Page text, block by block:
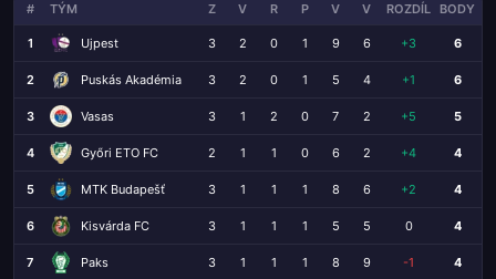
# TÝM Z V R P V V ROZDÍL BODY
1 Ujpest 3 2 0 1 9 6 +3 6
2 Puskás Akadémia 3 2 0 1 5 4 +1 6
3 Vasas 3 1 2 0 7 2 +5 5
4 Győri ETO FC 2 1 1 0 6 2 +4 4
5 MTK Budapešť 3 1 1 1 8 6 +2 4
6 Kisvárda FC 3 1 1 1 5 5 0 4
7 Paks 3 1 1 1 8 9 -1 4